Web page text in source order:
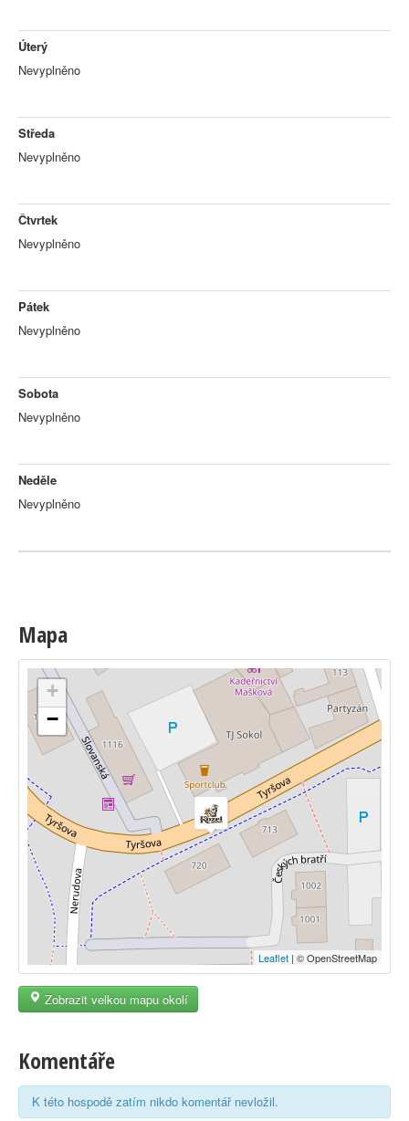
Úterý
Nevyplněno
Středa
Nevyplněno
Čtvrtek
Nevyplněno
Pátek
Nevyplněno
Sobota
Nevyplněno
Neděle
Nevyplněno
Mapa
+
−
Leaflet | © OpenStreetMap
Zobrazit velkou mapu okolí
Komentáře
K této hospodě zatím nikdo komentář nevložil.